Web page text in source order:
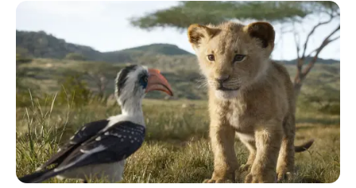
Alamat email Anda tidak akan dipublikasikan. Ruas yang wajib ditandai*